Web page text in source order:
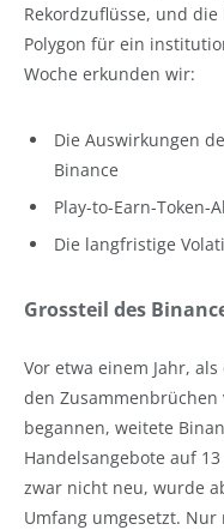
Rekordzuflüsse, und
Polygon für ein
Woche erkunden wir:
Die Auswirkungen
Binance
Play-to-Earn-Token-
Die langfristige
Grossteil des
Vor etwa einem Jahr,
den Zusammenbrüchen
begannen, weitete
Handelsangebote auf
zwar nicht neu, wurde
Umfang umgesetzt.